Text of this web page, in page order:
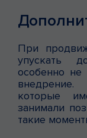
При
упускать
особенно
которые
занимали
такие